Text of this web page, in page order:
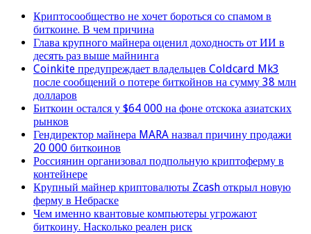
Криптосообщество не хочет бороться со спамом в
биткоине. В чем причина
Глава крупного майнера оценил доходность от ИИ в
десять раз выше майнинга
Coinkite предупреждает владельцев Coldcard Mk3
после сообщений о потере биткойнов на сумму 38 млн
долларов
Биткоин остался у $64 000 на фоне отскока азиатских
рынков
Гендиректор майнера MARA назвал причину продажи
20 000 биткоинов
Россиянин организовал подпольную криптоферму в
контейнере
Крупный майнер криптовалюты Zcash открыл новую
ферму в Небраске
Чем именно квантовые компьютеры угрожают
биткоину. Насколько реален риск